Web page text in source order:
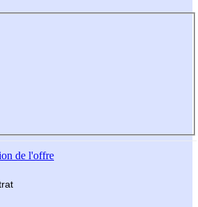
de l'offre